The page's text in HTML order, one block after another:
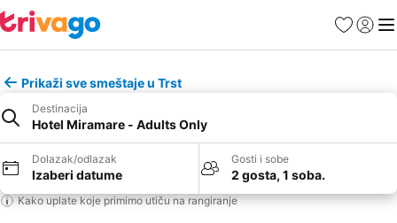
FavoritiPrijavi
Prikaži sve smeštaje u Trst
Destinacija
Hotel Miramare - Adults Only
Dolazak/odlazak
Izaberi datume
Gosti i sobe
2 gosta, 1 soba.
Kako uplate koje primimo utiču na rangiranje